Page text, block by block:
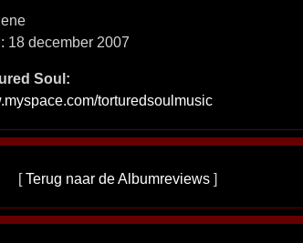
18 december 2007
Soul:
torturedsoulmusic
[Terug naar de Albumreviews ]